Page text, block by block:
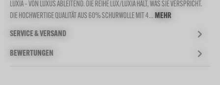
LUXIA – VON LUXUS ABLEITEND. DIE REIHE LUX/LUXIA HÄLT, WAS SIE VERSPRICHT.
DIE HOCHWERTIGE QUALITÄT AUS 60% SCHURWOLLE MIT 4…MEHR
SERVICE & VERSAND
BEWERTUNGEN